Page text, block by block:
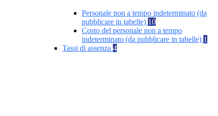
Personale non a tempo indeterminato (da
pubblicare in tabelle) 10
Costo del personale non a tempo
indeterminato (da pubblicare in tabelle) 1
Tassi di assenza 4